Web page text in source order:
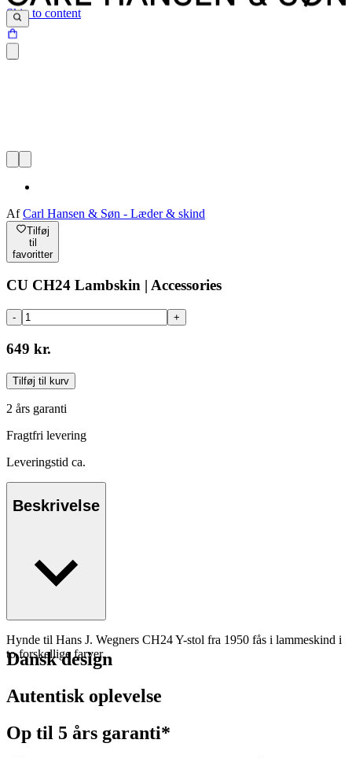
Skip to content
AfCarl Hansen & Søn - Læder & skind
Tilføj
til
favoritter
CU CH24 Lambskin | Accessories
- +
649 kr.
Tilføj til kurv
2 års garanti
Fragtfri levering
Leveringstid ca.
Beskrivelse
Hynde til Hans J. Wegners CH24 Y-stol fra 1950 fås i lammeskind i
to forskellige farver.
Dansk design
Autentisk oplevelse
Op til 5 års garanti*